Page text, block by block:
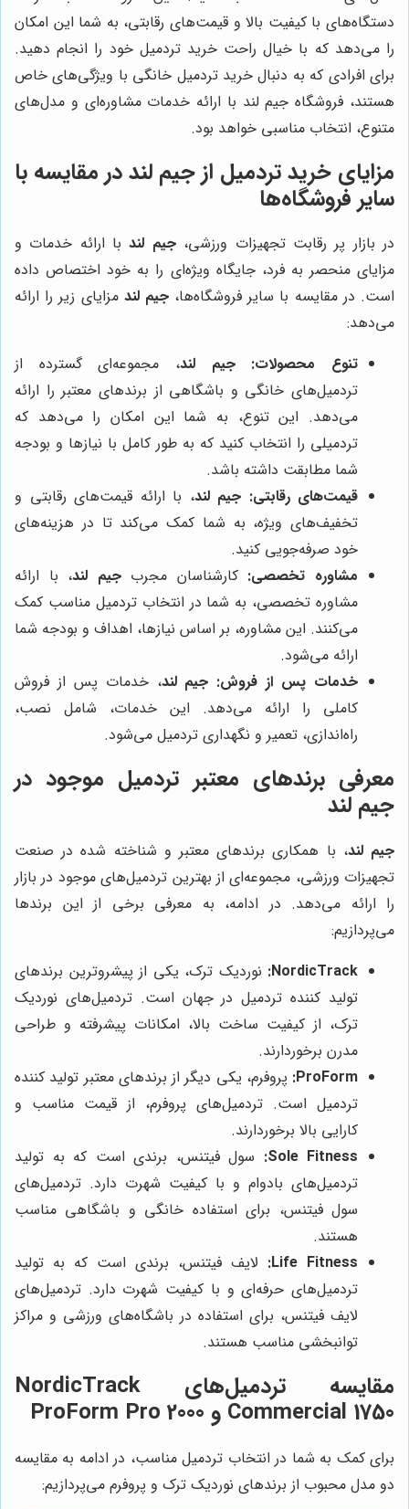
دستگاه‌های با کیفیت بالا و قیمت‌های رقابتی، به شما این امکان
را می‌دهد که با خیال راحت خرید تردمیل خود را انجام دهید.
برای افرادی که به دنبال خرید تردمیل خانگی با ویژگی‌های خاص
هستند، فروشگاه جیم لند با ارائه خدمات مشاوره‌ای و مدل‌های
متنوع، انتخاب مناسبی خواهد بود.
مزایای خرید تردمیل از جیم لنددر مقایسه با
سایر فروشگاه‌ها
در بازار پر رقابت تجهیزات ورزشی،جیم لندبا ارائه خدمات و
مزایای منحصر به فرد، جایگاه ویژه‌ای را به خود اختصاص داده
است. در مقایسه با سایر فروشگاه‌ها،جیم لند مزایای زیر را ارائه
می‌دهد:
تنوع محصولات:
جیم لند، مجموعه‌ای گسترده از
تردمیل‌های خانگی و باشگاهی از برندهای معتبر را ارائه
می‌دهد. این تنوع، به شما این امکان را می‌دهد که
تردمیلی را انتخاب کنید که به طور کامل با نیازها و بودجه
شما مطابقت داشته باشد.
قیمت‌های رقابتی: جیم لند، با ارائه قیمت‌های رقابتی و
تخفیف‌های ویژه، به شما کمک می‌کند تا در هزینه‌های
خود صرفه‌جویی کنید.
مشاوره تخصصی: کارشناسان مجربجیم لند، با ارائه
مشاوره تخصصی، به شما در انتخاب تردمیل مناسب کمک
می‌کنند. این مشاوره، بر اساس نیازها، اهداف و بودجه شما
ارائه می‌شود.
خدمات پس از فروش: جیم لند، خدمات پس از فروش
کاملی را ارائه می‌دهد. این خدمات، شامل نصب،
راه‌اندازی، تعمیر و نگهداری تردمیل می‌شود.
معرفی برندهای معتبر تردمیل موجود در
جیم لند
جیم لند، با همکاری برندهای معتبر و شناخته شده در صنعت
تجهیزات ورزشی، مجموعه‌ای از بهترین تردمیل‌های موجود در بازار
را ارائه می‌دهد. در ادامه، به معرفی برخی از این برندها
می‌پردازیم:
NordicTrack: نوردیک ترک، یکی از پیشروترین برندهای
تولید کننده تردمیل در جهان است. تردمیل‌های نوردیک
ترک، از کیفیت ساخت بالا، امکانات پیشرفته و طراحی
مدرن برخوردارند.
ProForm: پروفرم، یکی دیگر از برندهای معتبر تولید کننده
تردمیل است. تردمیل‌های پروفرم، از قیمت مناسب و
کارایی بالا برخوردارند.
Sole Fitness: سول فیتنس، برندی است که به تولید
تردمیل‌های بادوام و با کیفیت شهرت دارد. تردمیل‌های
سول فیتنس، برای استفاده خانگی و باشگاهی مناسب
هستند.
Life Fitness:
لایف فیتنس، برندی است که به تولید
تردمیل‌های حرفه‌ای و با کیفیت شهرت دارد. تردمیل‌های
لایف فیتنس، برای استفاده در باشگاه‌های ورزشی و مراکز
توانبخشی مناسب هستند.
مقایسه تردمیل‌های NordicTrack
Commercial 1750 و ProForm Pro 2000
برای کمک به شما در انتخاب تردمیل مناسب، در ادامه به مقایسه
دو مدل محبوب از برندهای نوردیک ترک و پروفرم می‌پردازیم: